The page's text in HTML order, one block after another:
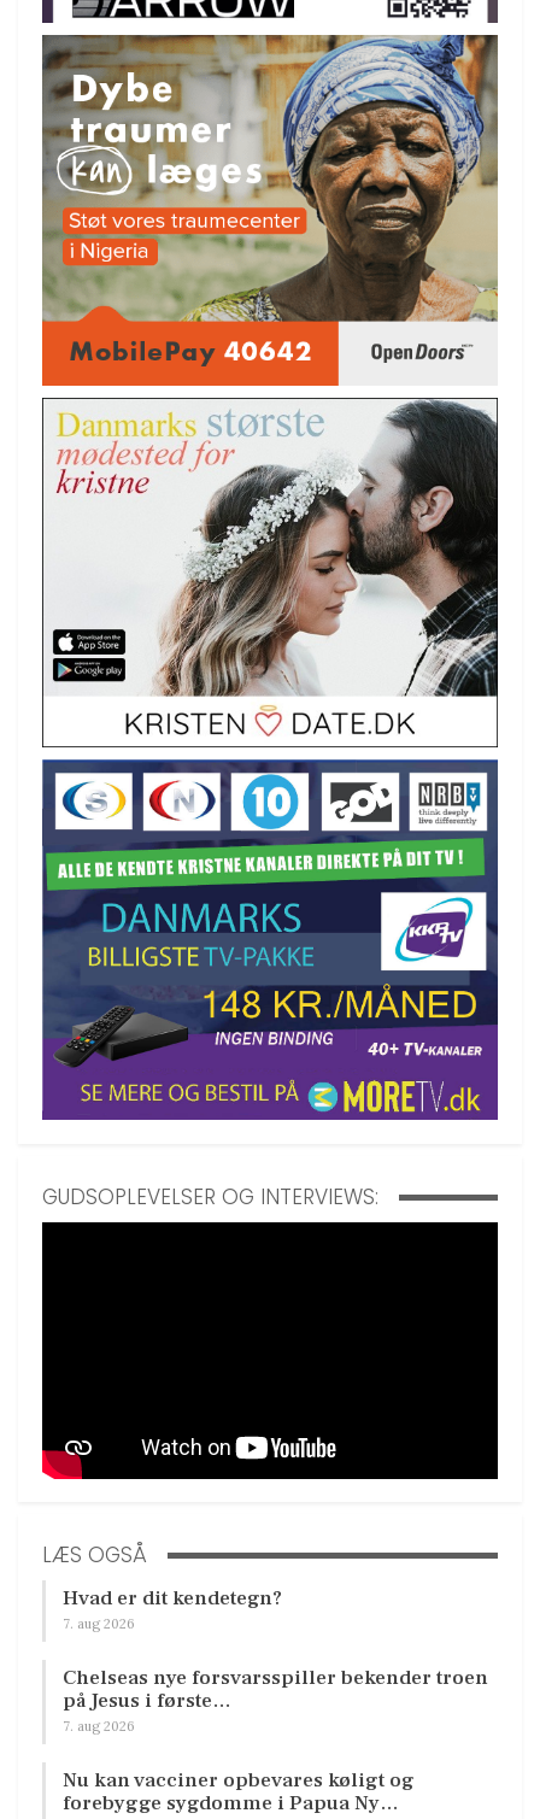
GUDSOPLEVELSER OG INTERVIEWS:
LÆS OGSÅ
Hvad er dit kendetegn?
7. aug 2026
Chelseas nye forsvarsspiller bekender troen
på Jesus i første…
7. aug 2026
Nu kan vacciner opbevares køligt og
forebygge sygdomme i Papua Ny…